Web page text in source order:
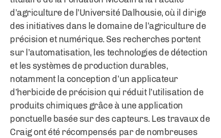
d’agriculture de l’Université Dalhousie, où il dirige
des initiatives dans le domaine de l’agriculture de
précision et numérique. Ses recherches portent
sur l’automatisation, les technologies de détection
et les systèmes de production durables,
notamment la conception d’un applicateur
d’herbicide de précision qui réduit l’utilisation de
produits chimiques grâce à une application
ponctuelle basée sur des capteurs. Les travaux de
Craig ont été récompensés par de nombreuses